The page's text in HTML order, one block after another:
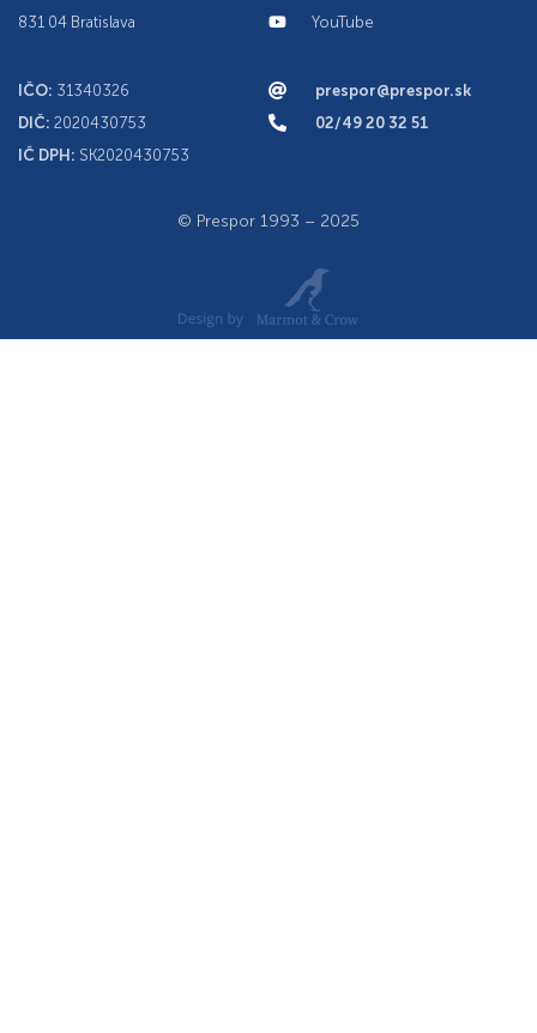
831 04 Bratislava
IČO: 31340326
DIČ: 2020430753
IČ DPH: SK2020430753
YouTube
prespor@prespor.sk
02/49 20 32 51
© Prespor 1993 – 2025